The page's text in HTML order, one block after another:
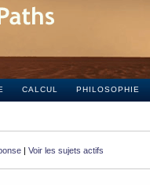
CALCUL PHILOSOPHIE
| Voir les sujets actifs